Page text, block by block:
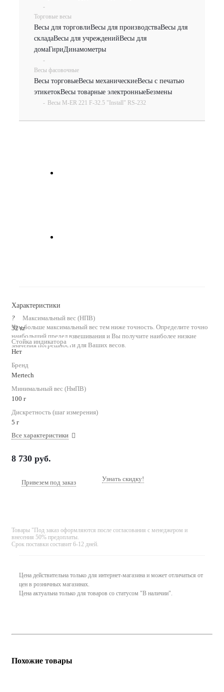
-
Торговые весы
Весы для торговлиВесы для производстваВесы для
складаВесы для учрежденийВесы для
домаГириДинамометры
-
Весы фасовочные
Весы торговыеВесы механическиеВесы с печатью
этикетокВесы товарные электронныеБезмены
- Весы M-ER 221 F-32.5 "Install" RS-232
Характеристики
?
Чем больше максимальный вес тем ниже точность. Определите точно
наибольший предел взвешивания и Вы получите наиболее низкие
значения погрешности для Ваших весов.
Максимальный вес (НПВ)
32 кг
Стойка индикатора
Нет
Бренд
Mertech
Минимальный вес (НмПВ)
100 г
Дискретность (шаг измерения)
5 г
Все характеристики
8 730 руб.
Привезем под заказ Узнать скидку!
Товары "Под заказ оформляются после согласования с менеджером и
внесения 50% предоплаты.
Срок поставки составит 6-12 дней.
Цена действительна только для интернет-магазина и может отличаться от
цен в розничных магазинах.
Цена актуальна только для товаров со статусом "В наличии".
Похожие товары